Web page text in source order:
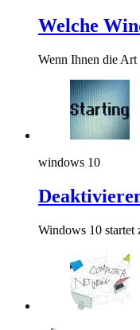
Welche
Wenn Ihnen die Art
windows 10
Windows 10 startet